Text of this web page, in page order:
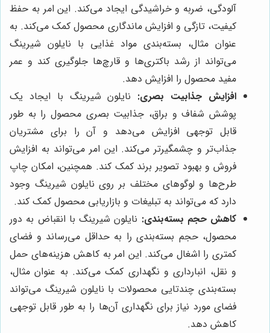
آلودگی، ضربه و خراشیدگی ایجاد می‌کند. این امر به حفظ
کیفیت، تازگی و افزایش ماندگاری محصول کمک می‌کند. به
عنوان مثال، بسته‌بندی مواد غذایی با نایلون شیرینگ
می‌تواند از رشد باکتری‌ها و قارچ‌ها جلوگیری کند و عمر
مفید محصول را افزایش دهد.
افزایش جذابیت بصری: نایلون شیرینگ با ایجاد یک
پوشش شفاف و براق، جذابیت بصری محصول را به طور
قابل توجهی افزایش می‌دهد و آن را برای مشتریان
جذاب‌تر و چشمگیرتر می‌کند. این امر می‌تواند به افزایش
فروش و بهبود تصویر برند کمک کند. همچنین، امکان چاپ
طرح‌ها و لوگوهای مختلف بر روی نایلون شیرینگ وجود
دارد که می‌تواند به تبلیغات و بازاریابی محصول کمک کند.
کاهش حجم بسته‌بندی: نایلون شیرینگ با انقباض به دور
محصول، حجم بسته‌بندی را به حداقل می‌رساند و فضای
کمتری را اشغال می‌کند. این امر به کاهش هزینه‌های حمل
و نقل، انبارداری و نگهداری کمک می‌کند. به عنوان مثال،
بسته‌بندی چندتایی محصولات با نایلون شیرینگ می‌تواند
فضای مورد نیاز برای نگهداری آن‌ها را به طور قابل توجهی
کاهش دهد.